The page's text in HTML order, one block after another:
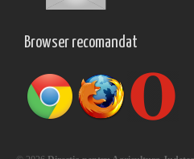
Browser recomandat